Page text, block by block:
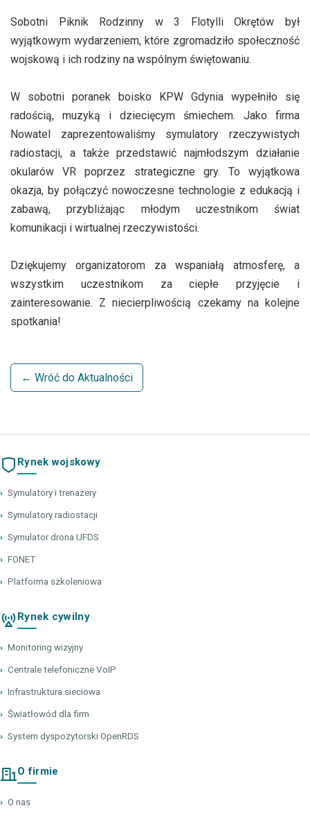
Sobotni Piknik Rodzinny w 3 Flotylli Okrętów był
wyjątkowym wydarzeniem, które zgromadziło społeczność
wojskową i ich rodziny na wspólnym świętowaniu.
W sobotni poranek boisko KPW Gdynia wypełniło się
radością, muzyką i dziecięcym śmiechem. Jako firma
Nowatel zaprezentowaliśmy symulatory rzeczywistych
radiostacji, a także przedstawić najmłodszym działanie
okularów VR poprzez strategiczne gry. To wyjątkowa
okazja, by połączyć nowoczesne technologie z edukacją i
zabawą, przybliżając młodym uczestnikom świat
komunikacji i wirtualnej rzeczywistości.
Dziękujemy organizatorom za wspaniałą atmosferę, a
wszystkim uczestnikom za ciepłe przyjęcie i
zainteresowanie. Z niecierpliwością czekamy na kolejne
spotkania!
← Wróć do Aktualności
Rynek wojskowy
› Symulatory i trenażery
› Symulatory radiostacji
› Symulator drona UFDS
› FONET
› Platforma szkoleniowa
Rynek cywilny
› Monitoring wizyjny
› Centrale telefoniczne VoIP
› Infrastruktura sieciowa
› Światłowód dla firm
› System dyspozytorski OpenRDS
O firmie
› O nas